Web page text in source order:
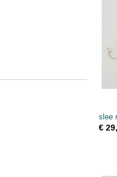
slee
€